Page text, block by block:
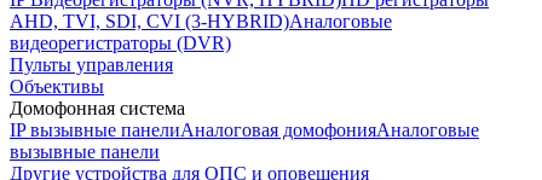
AHD, TVI, SDI, CVI (3-HYBRID)Аналоговые
видеорегистраторы (DVR)
Пульты управления
Объективы
Домофонная система
IP вызывные панелиАналоговая домофонияАналоговые
вызывные панели
Другие устройства для ОПС и оповещения